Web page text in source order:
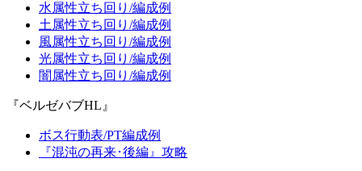
水属性立ち回り/編成例
土属性立ち回り/編成例
風属性立ち回り/編成例
光属性立ち回り/編成例
闇属性立ち回り/編成例
『ベルゼバブHL』
ボス行動表/PT編成例
『混沌の再来･後編』攻略